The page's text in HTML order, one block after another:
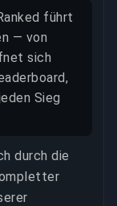
führt
— von
sich
Sieg
durch die